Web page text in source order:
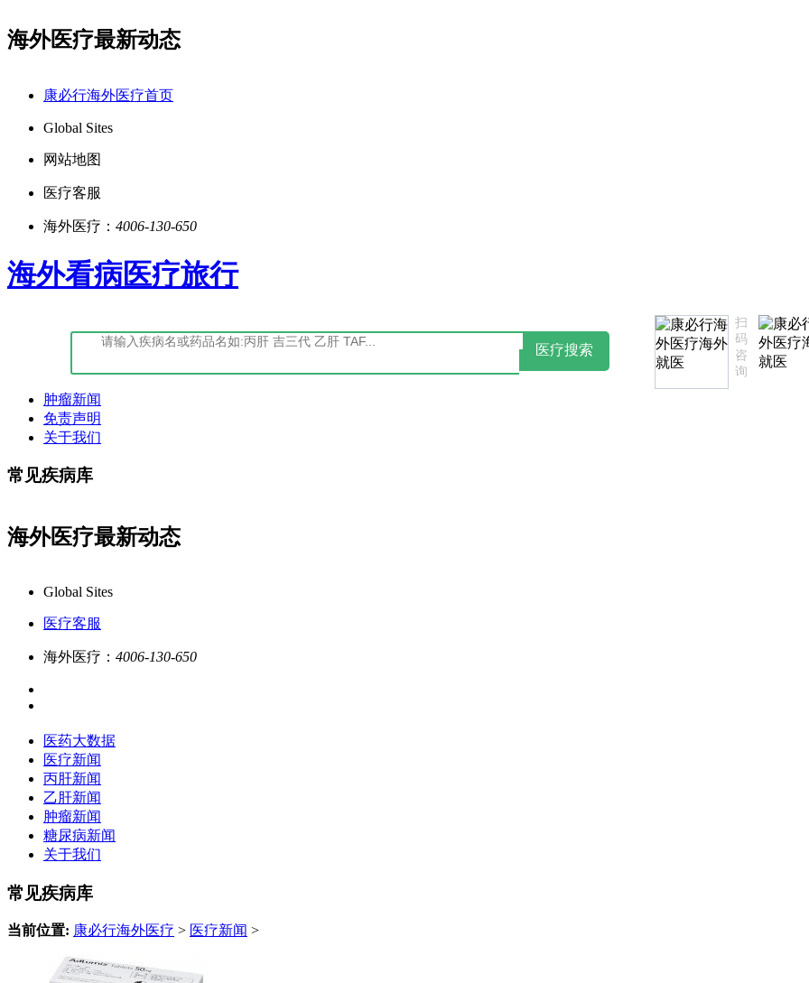
海外医疗最新动态
康必行海外医疗首页
Global Sites
网站地图
医疗客服
海外医疗： 4006-130-650
海外看病医疗旅行
医疗搜索
扫
码
咨
询
肿瘤新闻
免责声明
关于我们
常见疾病库
海外医疗最新动态
Global Sites
医疗客服
海外医疗： 4006-130-650
医药大数据
医疗新闻
丙肝新闻
乙肝新闻
肿瘤新闻
糖尿病新闻
关于我们
常见疾病库
当前位置: 康必行海外医疗 > 医疗新闻 >